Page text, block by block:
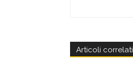
Articoli correlati